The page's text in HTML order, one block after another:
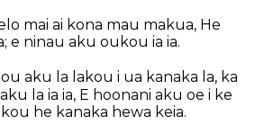
mai ai kona mau makua, He
e ninau aku oukou ia ia.
aku la lakou i ua kanaka la, ka
la ia ia, E hoonani aku oe i ke
he kanaka hewa keia.